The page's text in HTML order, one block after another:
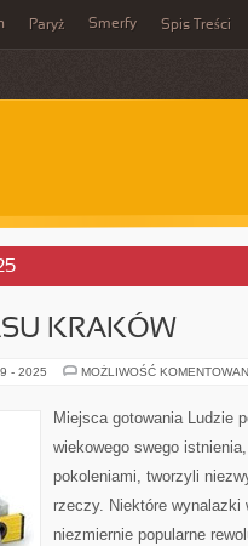
Paryż Smerfy Spis Treści
KRAKÓW
- 2025 MOŻLIWOŚĆ
Miejsca gotowania Ludzie
wiekowego swego
pokoleniami, tworzyli
rzeczy. Niektóre wynalazki
niezmiernie popularne